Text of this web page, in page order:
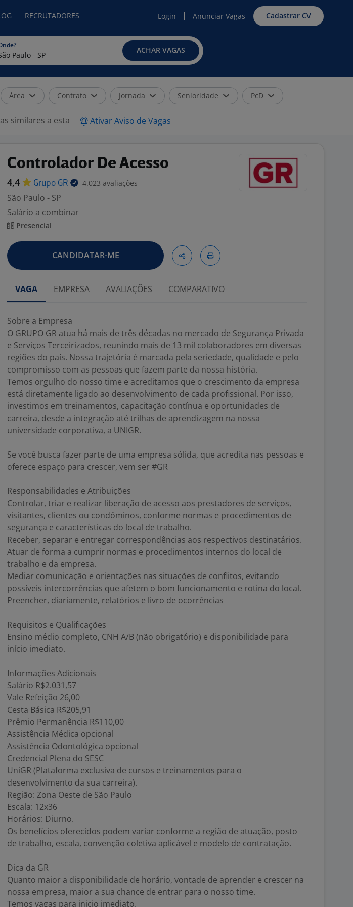
RECRUTADORES Login Anunciar Vagas Cadastrar CV
ACHAR VAGAS
Área Contrato Jornada Senioridade PcD
similares a esta Ativar Aviso de Vagas
Controlador De Acesso
4,4 Grupo GR 4.023 avaliações
São Paulo - SP
Salário a combinar
Presencial
CANDIDATAR-ME
VAGA EMPRESA AVALIAÇÕES COMPARATIVO
Sobre a Empresa
O GRUPO GR atua há mais de três décadas no mercado de Segurança Privada
e Serviços Terceirizados, reunindo mais de 13 mil colaboradores em diversas
regiões do país. Nossa trajetória é marcada pela seriedade, qualidade e pelo
compromisso com as pessoas que fazem parte da nossa história.
Temos orgulho do nosso time e acreditamos que o crescimento da empresa
está diretamente ligado ao desenvolvimento de cada profissional. Por isso,
investimos em treinamentos, capacitação contínua e oportunidades de
carreira, desde a integração até trilhas de aprendizagem na nossa
universidade corporativa, a UNIGR.
Se você busca fazer parte de uma empresa sólida, que acredita nas pessoas e
oferece espaço para crescer, vem ser #GR
Responsabilidades e Atribuições
Controlar, triar e realizar liberação de acesso aos prestadores de serviços,
visitantes, clientes ou condôminos, conforme normas e procedimentos de
segurança e características do local de trabalho.
Receber, separar e entregar correspondências aos respectivos destinatários.
Atuar de forma a cumprir normas e procedimentos internos do local de
trabalho e da empresa.
Mediar comunicação e orientações nas situações de conflitos, evitando
possíveis intercorrências que afetem o bom funcionamento e rotina do local.
Preencher, diariamente, relatórios e livro de ocorrências
Requisitos e Qualificações
Ensino médio completo, CNH A/B (não obrigatório) e disponibilidade para
início imediato.
Informações Adicionais
Salário R$2.031,57
Vale Refeição 26,00
Cesta Básica R$205,91
Prêmio Permanência R$110,00
Assistência Médica opcional
Assistência Odontológica opcional
Credencial Plena do SESC
UniGR (Plataforma exclusiva de cursos e treinamentos para o
desenvolvimento da sua carreira).
Região: Zona Oeste de São Paulo
Escala: 12x36
Horários: Diurno.
Os benefícios oferecidos podem variar conforme a região de atuação, posto
de trabalho, escala, convenção coletiva aplicável e modelo de contratação.
Dica da GR
Quanto maior a disponibilidade de horário, vontade de aprender e crescer na
nossa empresa, maior a sua chance de entrar para o nosso time.
Temos vagas para inicio imediato.